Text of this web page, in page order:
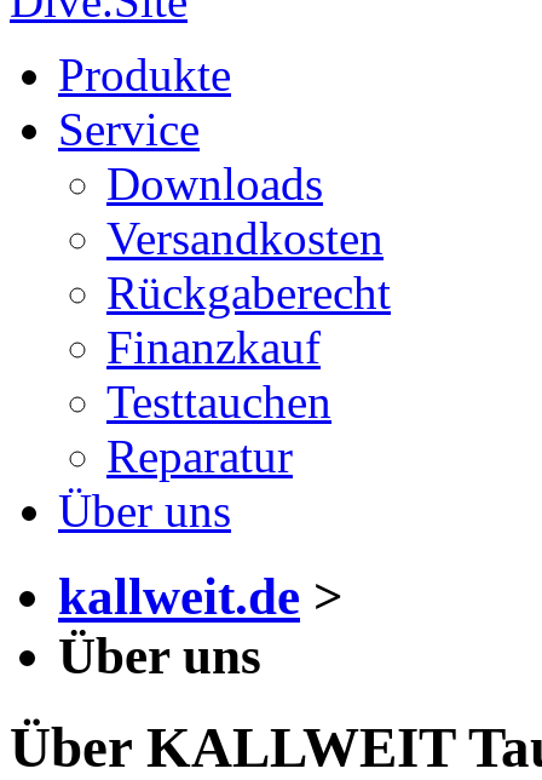
Produkte
Service
Downloads
Versandkosten
Rückgaberecht
Finanzkauf
Testtauchen
Reparatur
Über uns
kallweit.de >
Über uns
Über KALLWEIT